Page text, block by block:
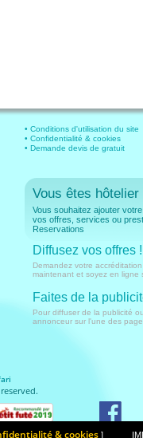
• Conditions d'utilisation du site
• Confidentialité & cookies
• Demande devis de gratuit
Vous êtes
Vous souhaitez ajouter
vos offres, services ou
Reservations
Diffusez vos offres !
Demandez votre
maintenant et soyez en ligne
Faites de la
Pour diffuser de la publicité
annonceur sur l'une des
& cookies ]